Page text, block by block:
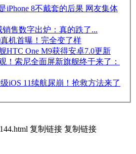
iPhone 8不戴套的后果 网友集体
销售数字出炉：真的跌了...
真机首曝！完全变了样
HTC One M9获得安卓7.0更新
！索尼全面屏新旗舰终于来了：
级iOS 11续航尿崩！抢救方法来了
复制链接 复制链接